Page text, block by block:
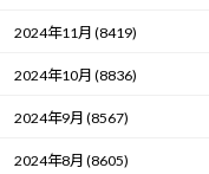
2024年11月 (8419)
2024年10月 (8836)
2024年9月 (8567)
2024年8月 (8605)